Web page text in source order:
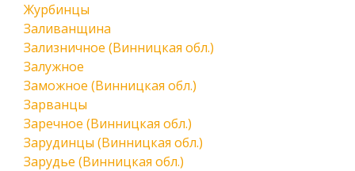
Журбинцы
Заливанщина
Зализничное (Винницкая обл.)
Залужное
Заможное (Винницкая обл.)
Зарванцы
Заречное (Винницкая обл.)
Зарудинцы (Винницкая обл.)
Зарудье (Винницкая обл.)